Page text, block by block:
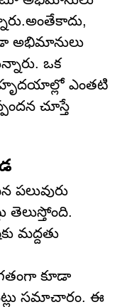
అభిమానులు
ఒక
హృదయాల్లో ఎంతటి
చూస్తే
పలువురు
తెలుస్తోంది.
మద్దతు
కూడా
సమాచారం. ఈ